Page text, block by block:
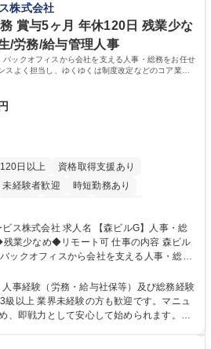
株式会社
賞与5ヶ月 年休120日 残業少な
/労務/給与管理人事
ックオフィスから会社を支える人事・総務をお任せ
スよく担当し、ゆくゆくは制度改定などのコア業務
す。
日以上
資格取得支援あり
未経験者歓迎
時短勤務あり
長期歓迎 駅近5分以内 土日祝休み
【森ビルG】人事・総
◆リモート可 仕事の内容 森ビル
ックオフィスから会社を支える人事・総務
業務をバランスよく担当し、ゆくゆくは制
る、やりがいある環境です。 ■勤怠管
、年末調整等の労務管理全般 ■入退社手続
改定などのコア業務 ■社内イベントの企画
事経験（労務・給与社保等）及び総務経験
級以上 業界未経験の方も歓迎です。マニュ
、即戦力として安心して始められます。